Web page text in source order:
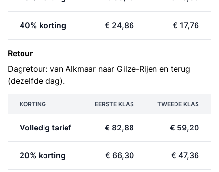
40% korting € 24,86 € 17,76
Retour
Dagretour: van Alkmaar naar Gilze-Rijen en terug
(dezelfde dag).
KORTING EERSTE KLAS TWEEDE KLAS
Volledig tarief € 82,88 € 59,20
20% korting € 66,30 € 47,36